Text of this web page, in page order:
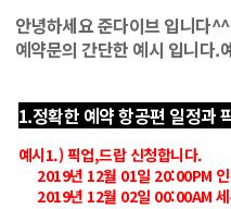
안녕하세요 준다이브 입니다^^
예약문의 간단한 예시 입니다.
1.정확한 예약 항공편 일정과
예시1.) 픽업,드랍 신청합니다.
2019년 12월 01일 20:00PM
2019년 12월 02일 00:00AM